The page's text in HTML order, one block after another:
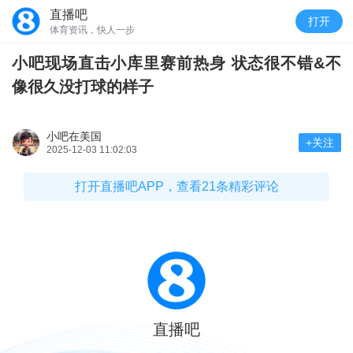
直播吧
体育资讯，快人一步
打开
小吧现场直击小库里赛前热身 状态很不错&不
像很久没打球的样子
小吧在美国
2025-12-03 11:02:03
+关注
打开直播吧APP，查看21条精彩评论
直播吧